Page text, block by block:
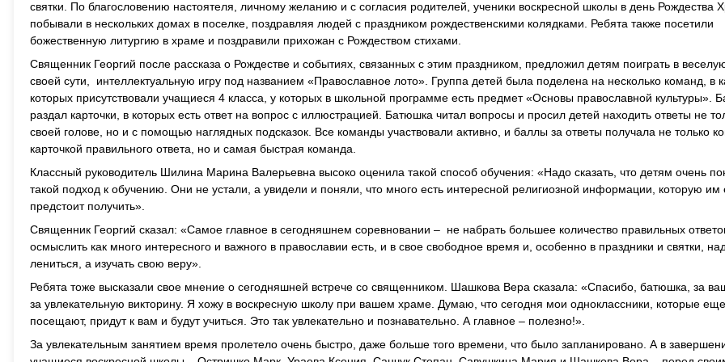
святки. По благословению настоятеля, личному желанию и с согласия родителей, ученики воскресной школы в день Рождества
побывали в нескольких домах в поселке, поздравляя людей с праздником рождественскими колядками. Ребята также посетили
божественную литургию в храме и поздравили прихожан с Рождеством стихами.
Священник Георгий после рассказа о Рождестве и событиях, связанных с этим праздником, предложил детям поиграть в
своей сути, интеллектуальную игру под названием «Православное лото». Группа детей была поделена на несколько команд, в
которых присутствовали учащиеся 4 класса, у которых в школьной программе есть предмет «Основы православной культуры».
раздал карточки, в которых есть ответ на вопрос с иллюстрацией. Батюшка читал вопросы и просил детей находить ответы не
своей голове, но и с помощью наглядных подсказок. Все команды участвовали активно, и баллы за ответы получала не только
карточкой правильного ответа, но и самая быстрая команда.
Классный руководитель Шилина Марина Валерьевна высоко оценила такой способ обучения: «Надо сказать, что детям очень
такой подход к обучению. Они не устали, а увидели и поняли, что много есть интересной религиозной информации, которую
предстоит получить».
Священник Георгий сказал: «Самое главное в сегодняшнем соревновании – не набрать большее количество правильных
осмыслить как много интересного и важного в православии есть, и в свое свободное время и, особенно в праздники и святки,
лениться, а изучать свою веру».
Ребята тоже высказали свое мнение о сегодняшней встрече со священником. Шашкова Вера сказала: «Спасибо, батюшка, за
за увлекательную викторину. Я хожу в воскресную школу при вашем храме. Думаю, что сегодня мои одноклассники, которые
посещают, придут к вам и будут учиться. Это так увлекательно и познавательно. А главное – полезно!».
За увлекательным занятием время пролетело очень быстро, даже больше того времени, что было запланировано. А в